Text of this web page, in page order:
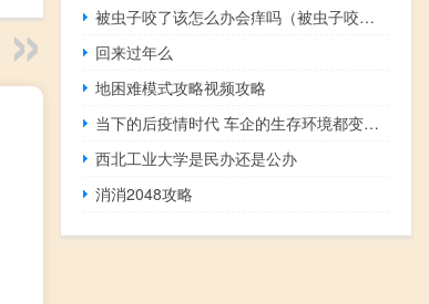
被虫子咬了该怎么办会痒吗（被虫子咬了该怎么办）
回来过年么
地困难模式攻略视频攻略
当下的后疫情时代 车企的生存环境都变得愈发艰难
西北工业大学是民办还是公办
消消2048攻略